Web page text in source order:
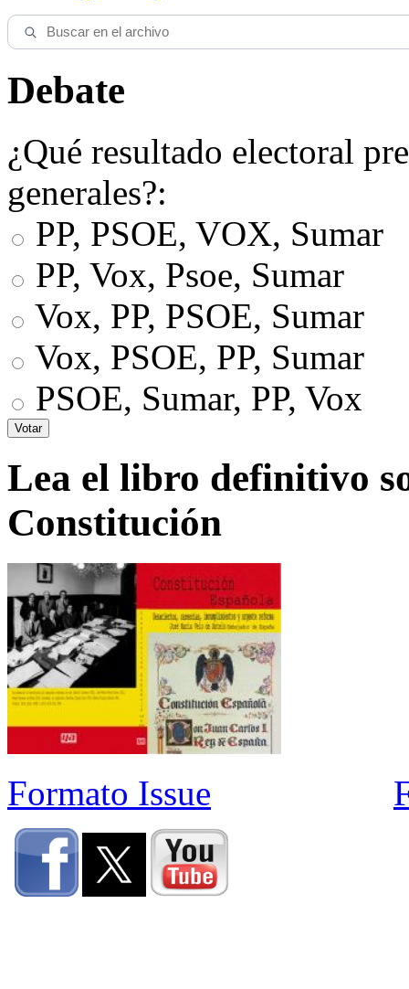
Debate
¿Qué resultado electoral
generales?:
PP, PSOE, VOX, Sumar
PP, Vox, Psoe, Sumar
Vox, PP, PSOE, Sumar
Vox, PSOE, PP, Sumar
PSOE, Sumar, PP, Vox
Lea el libro definitivo
Constitución
Formato Issue